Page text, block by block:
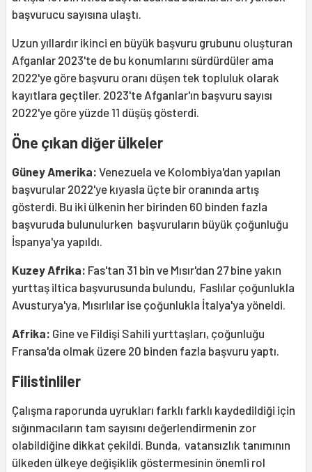
başvurucu sayısına ulaştı.
Uzun yıllardır ikinci en büyük başvuru grubunu oluşturan
Afganlar 2023'te de bu konumlarını sürdürdüler ama
2022'ye göre başvuru oranı düşen tek topluluk olarak
kayıtlara geçtiler. 2023'te Afganlar'ın başvuru sayısı
2022'ye göre yüzde 11 düşüş gösterdi.
Öne çıkan diğer ülkeler
Güney Amerika: Venezuela ve Kolombiya'dan yapılan
başvurular 2022'ye kıyasla üçte bir oranında artış
gösterdi. Bu iki ülkenin her birinden 60 binden fazla
başvuruda bulunulurken başvuruların büyük çoğunluğu
İspanya'ya yapıldı.
Kuzey Afrika: Fas'tan 31 bin ve Mısır'dan 27 bine yakın
yurttaş iltica başvurusunda bulundu, Faslılar çoğunlukla
Avusturya'ya, Mısırlılar ise çoğunlukla İtalya'ya yöneldi.
Afrika: Gine ve Fildişi Sahili yurttaşları, çoğunluğu
Fransa'da olmak üzere 20 binden fazla başvuru yaptı.
Filistinliler
Çalışma raporunda uyrukları farklı farklı kaydedildiği için
sığınmacıların tam sayısını değerlendirmenin zor
olabildiğine dikkat çekildi. Bunda, vatansızlık tanımının
ülkeden ülkeye değişiklik göstermesinin önemli rol